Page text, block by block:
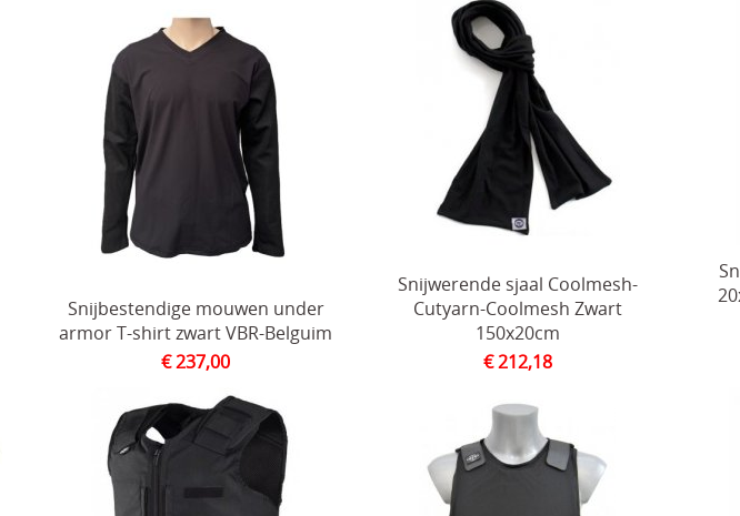
Snijbestendige mouwen under
armor T-shirt zwart VBR-Belguim
€ 237,00
Snijwerende sjaal Coolmesh-
Cutyarn-Coolmesh Zwart
150x20cm
€ 212,18